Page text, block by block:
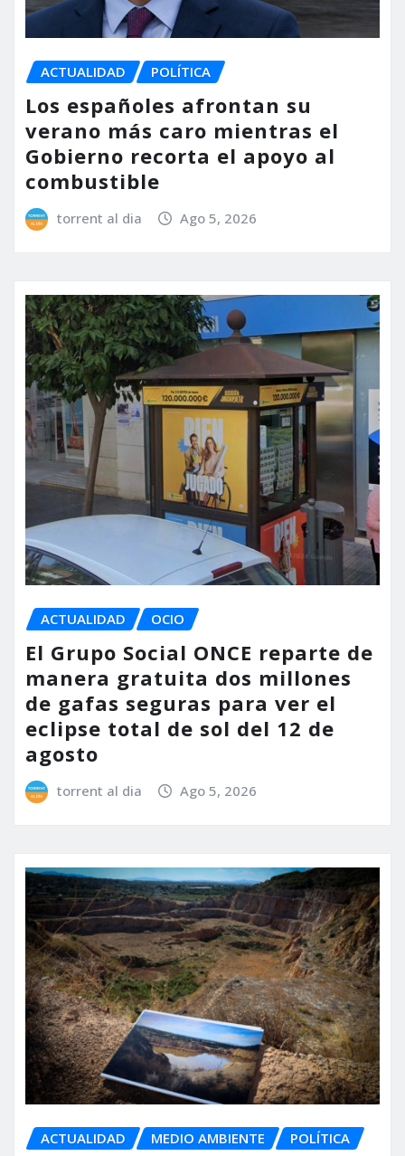
ACTUALIDAD POLÍTICA
Los españoles afrontan su
verano más caro mientras el
Gobierno recorta el apoyo al
combustible
torrent al dia Ago 5, 2026
ACTUALIDAD OCIO
El Grupo Social ONCE reparte de
manera gratuita dos millones
de gafas seguras para ver el
eclipse total de sol del 12 de
agosto
torrent al dia Ago 5, 2026
ACTUALIDAD MEDIO AMBIENTE POLÍTICA